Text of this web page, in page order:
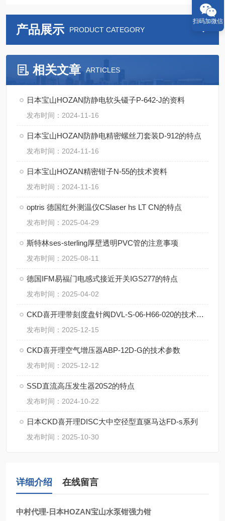
产品展示 PRODUCT CATEGORY
相关文章 ARTICLES
日本宝山HOZAN防静电软头镊子P-642-J的资料
发布时间：2024-11-16
日本宝山HOZAN防静电精密螺丝刀套装D-912的特点
发布时间：2024-11-16
日本宝山HOZAN精密钳子N-55的技术资料
发布时间：2024-11-16
optris 德国红外测温仪CSlaser hs LT CN的特点
发布时间：2025-04-29
斯特林ses-sterling厚壁透明PVC管的注意事项
发布时间：2025-08-11
德国IFM易福门电感式接近开关IGS277的特点
发布时间：2025-04-02
CKD喜开理带刻度盘针阀DVL-S-06-H66-020的技术要点
发布时间：2025-12-15
CKD喜开理空气增压器ABP-12D-G的技术参数
发布时间：2025-12-12
SSD直流高压发生器20S2的特点
发布时间：2024-10-22
日本CKD喜开理DISC大中空径型直驱马达FD-s系列
发布时间：2025-10-30
详细介绍 在线留言
中村代理-日本HOZAN宝山水泵钳强力钳
扫码加微信